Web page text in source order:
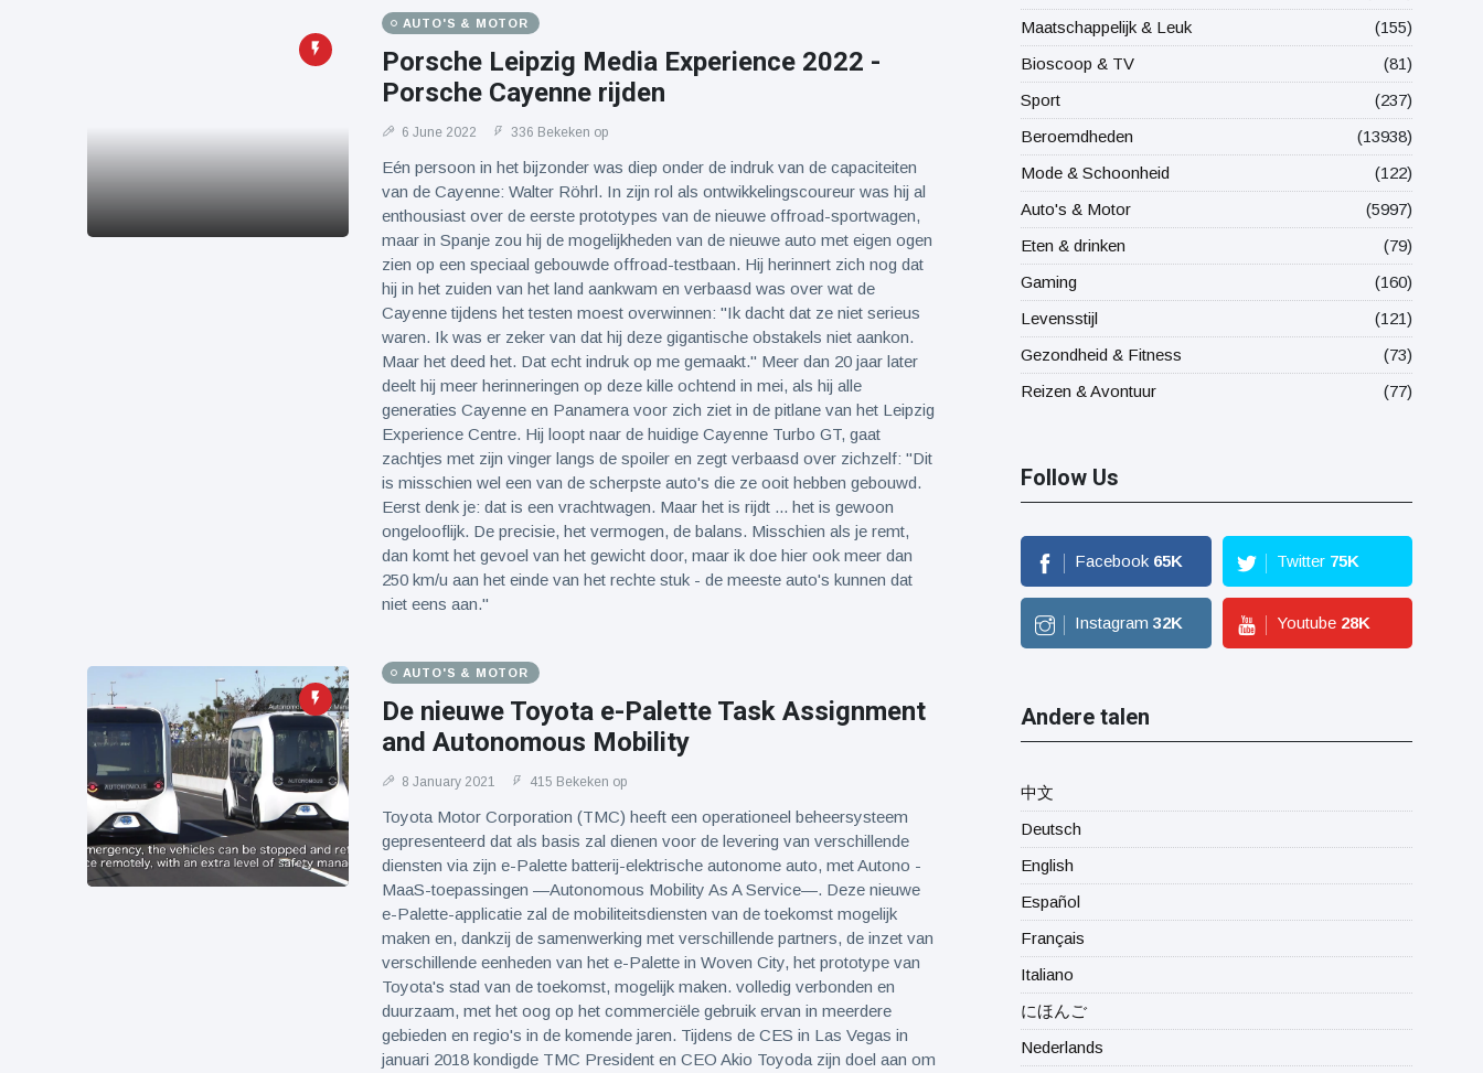
AUTO'S & MOTOR
Porsche Leipzig Media Experience 2022 -
Porsche Cayenne rijden
6 June 2022 336 Bekeken op
Eén persoon in het bijzonder was diep onder de indruk van de capaciteiten
van de Cayenne: Walter Röhrl. In zijn rol als ontwikkelingscoureur was hij al
enthousiast over de eerste prototypes van de nieuwe offroad-sportwagen,
maar in Spanje zou hij de mogelijkheden van de nieuwe auto met eigen ogen
zien op een speciaal gebouwde offroad-testbaan. Hij herinnert zich nog dat
hij in het zuiden van het land aankwam en verbaasd was over wat de
Cayenne tijdens het testen moest overwinnen: "Ik dacht dat ze niet serieus
waren. Ik was er zeker van dat hij deze gigantische obstakels niet aankon.
Maar het deed het. Dat echt indruk op me gemaakt." Meer dan 20 jaar later
deelt hij meer herinneringen op deze kille ochtend in mei, als hij alle
generaties Cayenne en Panamera voor zich ziet in de pitlane van het Leipzig
Experience Centre. Hij loopt naar de huidige Cayenne Turbo GT, gaat
zachtjes met zijn vinger langs de spoiler en zegt verbaasd over zichzelf: "Dit
is misschien wel een van de scherpste auto's die ze ooit hebben gebouwd.
Eerst denk je: dat is een vrachtwagen. Maar het is rijdt ... het is gewoon
ongelooflijk. De precisie, het vermogen, de balans. Misschien als je remt,
dan komt het gevoel van het gewicht door, maar ik doe hier ook meer dan
250 km/u aan het einde van het rechte stuk - de meeste auto's kunnen dat
niet eens aan."
AUTO'S & MOTOR
De nieuwe Toyota e-Palette Task Assignment
and Autonomous Mobility
8 January 2021 415 Bekeken op
Toyota Motor Corporation (TMC) heeft een operationeel beheersysteem
gepresenteerd dat als basis zal dienen voor de levering van verschillende
diensten via zijn e-Palette batterij-elektrische autonome auto, met Autono -
MaaS-toepassingen —Autonomous Mobility As A Service—. Deze nieuwe
e-Palette-applicatie zal de mobiliteitsdiensten van de toekomst mogelijk
maken en, dankzij de samenwerking met verschillende partners, de inzet van
verschillende eenheden van het e-Palette in Woven City, het prototype van
Toyota's stad van de toekomst, mogelijk maken. volledig verbonden en
duurzaam, met het oog op het commerciële gebruik ervan in meerdere
gebieden en regio's in de komende jaren. Tijdens de CES in Las Vegas in
januari 2018 kondigde TMC President en CEO Akio Toyoda zijn doel aan om
Maatschappelijk & Leuk
(155)
Bioscoop & TV
(81)
Sport
(237)
Beroemdheden
(13938)
Mode & Schoonheid
(122)
Auto's & Motor
(5997)
Eten & drinken
(79)
Gaming
(160)
Levensstijl
(121)
Gezondheid & Fitness
(73)
Reizen & Avontuur
(77)
Follow Us
Facebook 65K Twitter 75K
Instagram 32K Youtube 28K
Andere talen
中文
Deutsch
English
Español
Français
Italiano
にほんご
Nederlands